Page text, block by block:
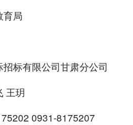
育局
标有限公司甘肃分公司
王玥
0931-8175207